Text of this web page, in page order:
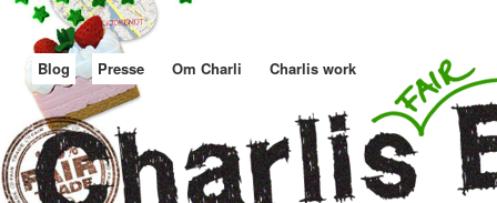
Blog Presse Om Charli Charlis work